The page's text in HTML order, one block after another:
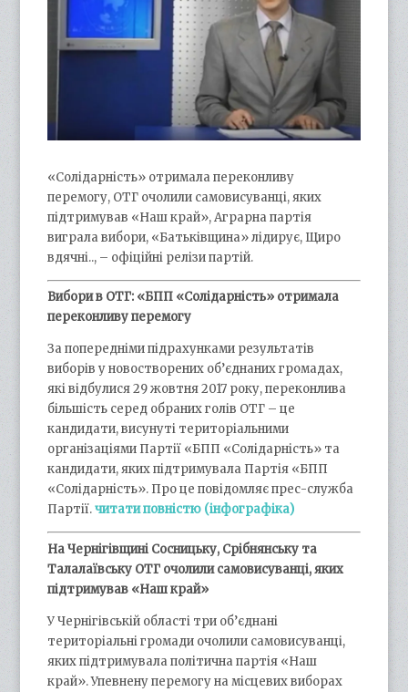
«Солідарність» отримала переконливу
перемогу, ОТГ очолили самовисуванці, яких
підтримував «Наш край», Аграрна партія
виграла вибори, «Батьківщина» лідирує, Щиро
вдячні.., – офіційні релізи партій.
Вибори в ОТГ: «БПП «Солідарність» отримала
переконливу перемогу
За попередніми підрахунками результатів
виборів у новостворених об’єднаних громадах,
які відбулися 29 жовтня 2017 року, переконлива
більшість серед обраних голів ОТГ – це
кандидати, висунуті територіальними
організаціями Партії «БПП «Солідарність» та
кандидати, яких підтримувала Партія «БПП
«Солідарність». Про це повідомляє прес-служба
Партії.читати повністю (інфографіка)
На Чернігівщині Сосницьку, Срібнянську та
Талалаївську ОТГ очолили самовисуванці, яких
підтримував «Наш край»
У Чернігівській області три об’єднані
територіальні громади очолили самовисуванці,
яких підтримувала політична партія «Наш
край». Упевнену перемогу на місцевих виборах